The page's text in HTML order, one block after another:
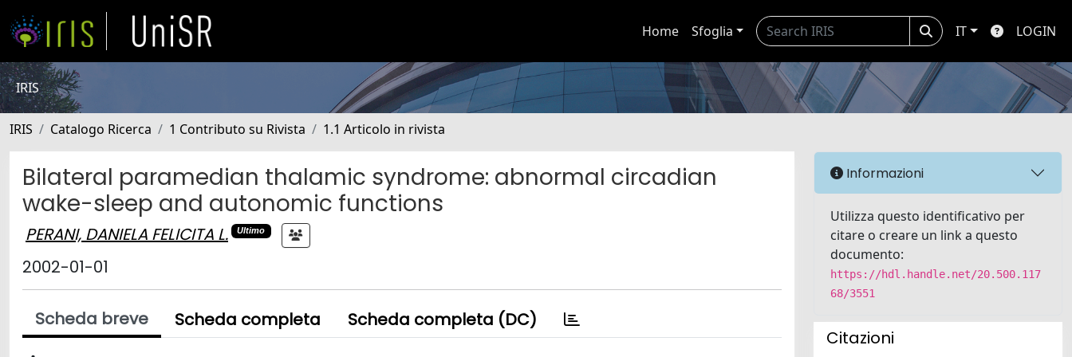
Home Sfoglia IT LOGIN
IRIS
IRIS Catalogo Ricerca 1 Contributo su Rivista 1.1 Articolo in rivista
Bilateral paramedian thalamic syndrome: abnormal circadian
wake-sleep and autonomic functions
PERANI, DANIELA FELICITA L. Ultimo
2002-01-01
Scheda breve Scheda completa Scheda completa (DC)
Informazioni
Utilizza questo identificativo per
citare o creare un link a questo
documento:
https://hdl.handle.net/20.500.117
68/3551
Citazioni